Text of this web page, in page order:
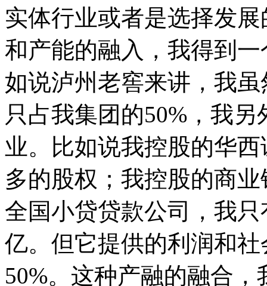
实体行业或者是选择发
和产能的融入，我得到
如说泸州老窖来讲，我
只占我集团的50%，我
业。
比如说我控股的华
多的股权；我控股的商
全国小贷贷款公司，我
亿。但它提供的利润和
50%。这种产融的融合